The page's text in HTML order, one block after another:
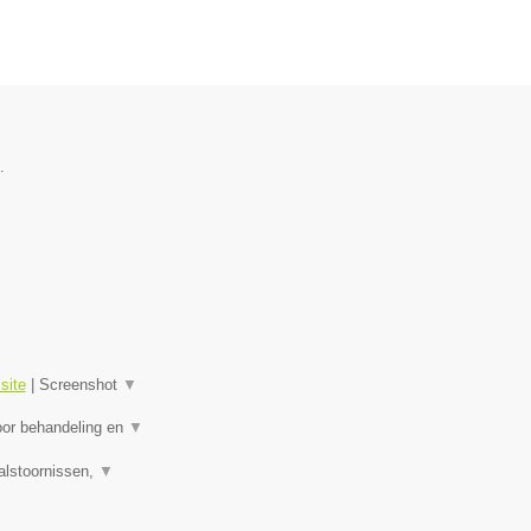
| Screenshot ▼
behandeling en ▼
▼